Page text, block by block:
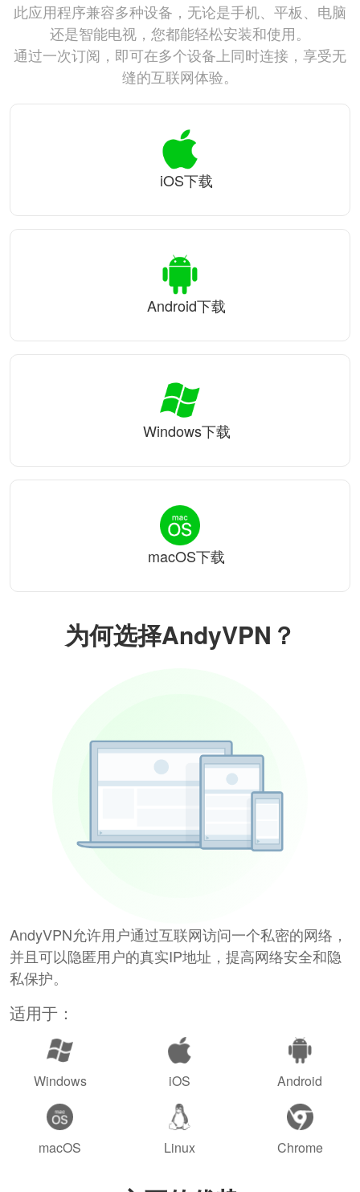
为何选择AndyVPN？
AndyVPN允许用户通过互联网访问一个私密的网络，
并且可以隐匿用户的真实IP地址，提高网络安全和隐
私保护。
适用于：
Windows iOS Android
macOS Linux Chrome
此应用程序兼容多种设备，无论是手机、平板、电脑
还是智能电视，您都能轻松安装和使用。
通过一次订阅，即可在多个设备上同时连接，享受无
缝的互联网体验。
iOS下载
Android下载
Windows下载
macOS下载